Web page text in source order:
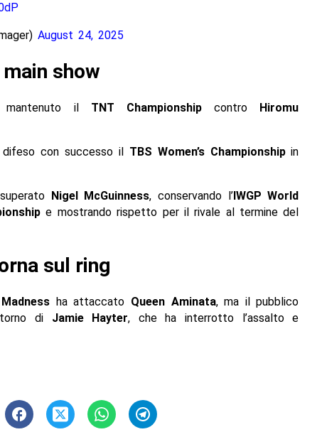
August 24, 2025
show
il TNT Championship contro
Hiromu
difeso con successo il TBS Women’s Championshipin
Nigel McGuinness, conservando l’IWGP World
e mostrando rispetto per il rivale al termine del
sul ring
ha attaccato Queen Aminata, ma il pubblico
di Jamie Hayter, che ha interrotto l’assalto e